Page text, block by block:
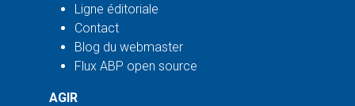
Ligne éditoriale
Contact
Blog du webmaster
Flux ABP open source
AGIR